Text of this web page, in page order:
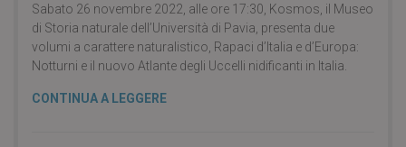
Sabato 26 novembre 2022, alle ore 17:30, Kosmos, il Museo
di Storia naturale dell’Università di Pavia, presenta due
volumi a carattere naturalistico, Rapaci d’Italia e d’Europa:
Notturni e il nuovo Atlante degli Uccelli nidificanti in Italia.
CONTINUA A LEGGERE